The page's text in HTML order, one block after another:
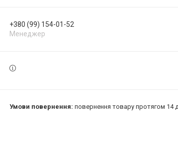
+380 (99) 154-01-52
Менеджер
повернення товару протягом 14